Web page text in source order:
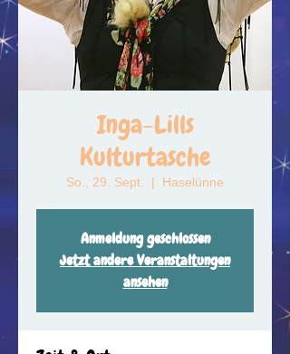
Inga-Lills
Kulturtasche
So., 29. Sept.
  |
Haselünne
Anmeldung geschlossen
Jetzt andere Veranstaltungen
ansehen